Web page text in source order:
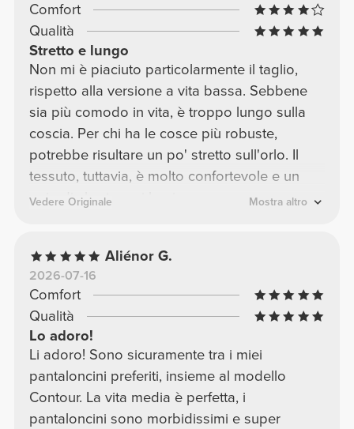
Comfort
Qualità
Stretto e lungo
Non mi è piaciuto particolarmente il taglio,
rispetto alla versione a vita bassa. Sebbene
sia più comodo in vita, è troppo lungo sulla
coscia. Per chi ha le cosce più robuste,
potrebbe risultare un po' stretto sull'orlo. Il
tessuto, tuttavia, è molto confortevole e un
paio di shorts neri basic sono sempre
Vedere Originale Mostra altro
Aliénor G.
2026-07-16
Comfort
Qualità
Lo adoro!
Li adoro! Sono sicuramente tra i miei
pantaloncini preferiti, insieme al modello
Contour. La vita media è perfetta, i
pantaloncini sono morbidissimi e super